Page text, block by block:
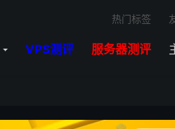
VPS测评 服务器测评
热门标签